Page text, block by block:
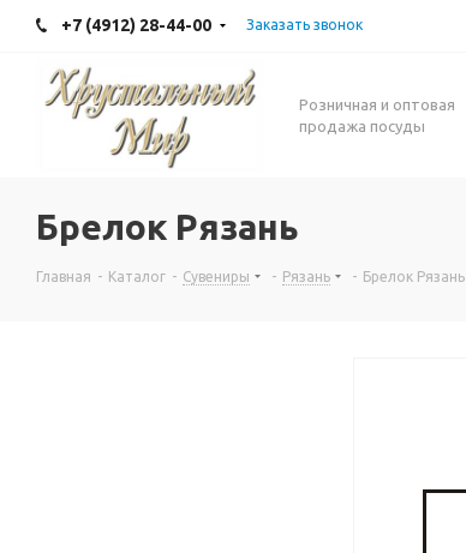
+7 (4912) 28-44-00 Заказать звонок
Розничная и оптовая
продажа посуды
Брелок Рязань
Главная - Каталог - Сувениры - Рязань - Брелок Рязань